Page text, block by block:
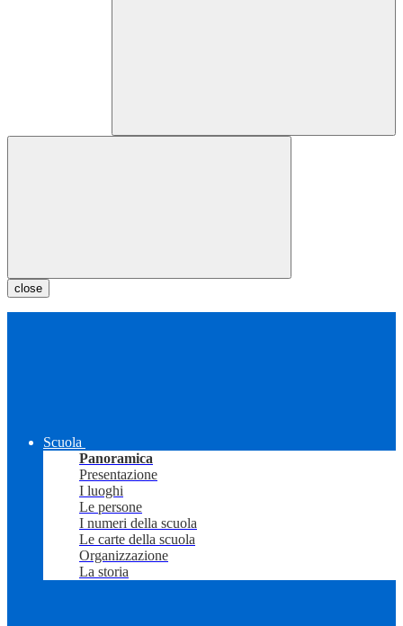
close
Scuola
Panoramica
Presentazione
I luoghi
Le persone
I numeri della scuola
Le carte della scuola
Organizzazione
La storia